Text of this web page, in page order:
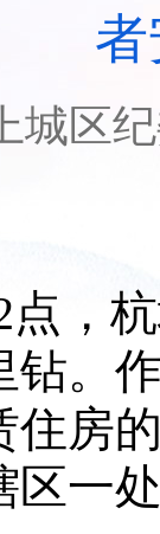
上城区
点，
钻。
住房
区一